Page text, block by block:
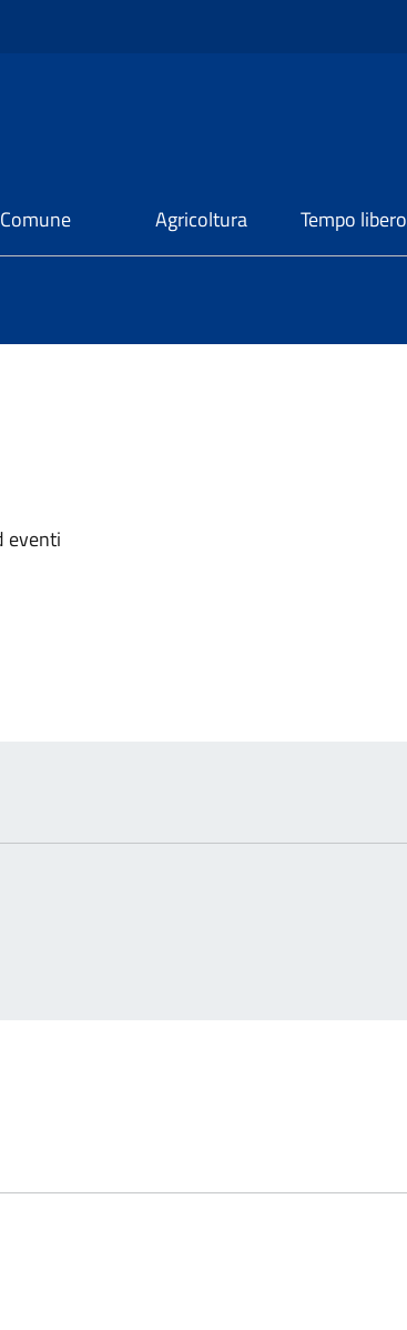
Agricoltura Tempo libero
eventi